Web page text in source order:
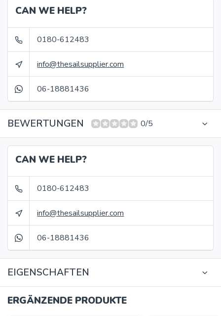
CAN WE HELP?
0180-612483
info@thesailsupplier.com
06-18881436
BEWERTUNGEN 0/5
CAN WE HELP?
0180-612483
info@thesailsupplier.com
06-18881436
EIGENSCHAFTEN
ERGÄNZENDE PRODUKTE